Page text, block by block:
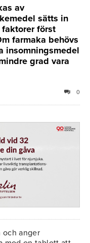
av
sätts in
faktorer först
farmaka behövs
insomningsmedel
grad vara
0
och anger